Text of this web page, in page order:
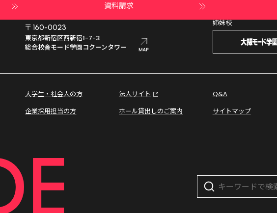
資料請求
〒160-0023
東京都新宿区西新宿1-7-3
総合校舎モード学園コクーンタワー
姉妹校
大学生・社会人の方
企業採用担当の方
法人サイト
ホール貸出しのご案内
Q&A
サイトマップ